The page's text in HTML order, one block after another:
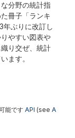
分野の統計指
冊子「ランキ
年ぶりに改訂し
やすい図表や
り交ぜ、統計
ます。
能です API (see A